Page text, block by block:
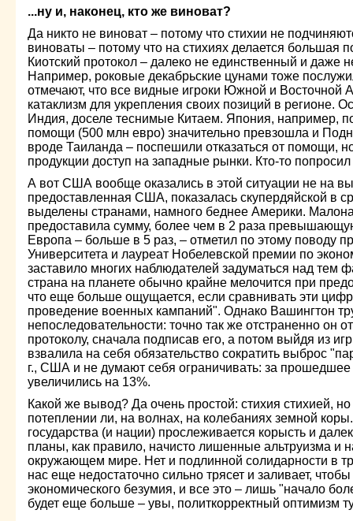
...ну и, наконец, кто же виноват?
Да никто не виноват – потому что стихии не
виноваты – потому что на стихиях делается большая
Киотский протокол – далеко не единственный и
Например, роковые декабрьские цунами тоже
отмечают, что все видные игроки Южной и Восточной
катаклизм для укрепления своих позиций в регионе.
Индия, доселе теснимые Китаем. Япония, например,
помощи (500 млн евро) значительно превзошла и
вроде Таиланда – поспешили отказаться от помощи,
продукции доступ на западные рынки. Кто-то попросил
А вот США вообще оказались в этой ситуации не на
предоставленная США, показалась скупердяйской в
выделены странами, намного беднее Америки.
предоставила сумму, более чем в 2 раза
Европа – больше в 5 раз, – отметил по этому поводу
Университета и лауреат Нобелевской премии по
заставило многих наблюдателей задуматься над тем
страна на планете обычно крайне мелочится при
что еще больше ощущается, если сравнивать эти
проведение военных кампаний". Однако Вашингтон
непоследовательности: точно так же отстраненно он
протоколу, сначала подписав его, а потом выйдя из
взвалила на себя обязательство сократить выброс
г., США и не думают себя ограничивать: за
увеличились на 13%.
Какой же вывод? Да очень простой: стихия стихией,
потеплении ли, на волнах, на колебаниях земной
государства (и нации) прослеживается корысть и
планы, как правило, начисто лишенные альтруизма и
окружающем мире. Нет и подлинной солидарности в
нас еще недостаточно сильно трясет и заливает,
экономического безумия, и все это – лишь "начало
будет еще больше – увы, политкорректный оптимизм